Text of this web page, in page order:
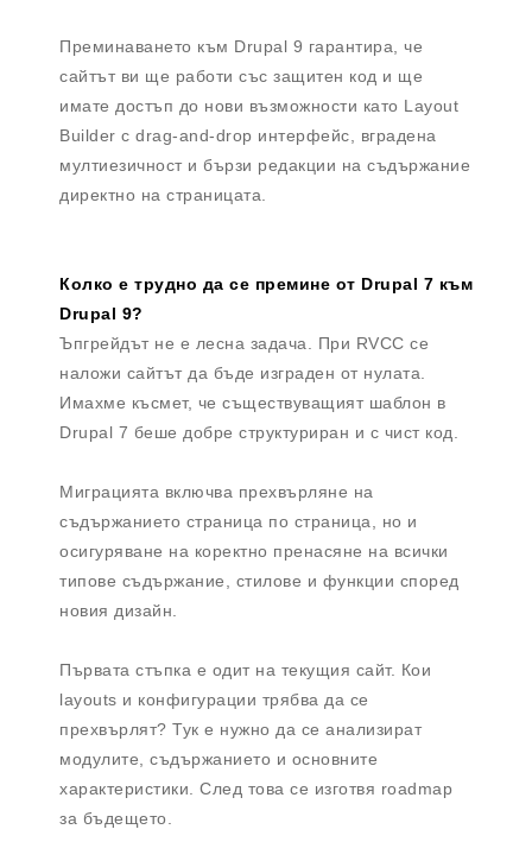
Преминаването към Drupal 9 гарантира, че
сайтът ви ще работи със защитен код и ще
имате достъп до нови възможности като Layout
Builder с drag-and-drop интерфейс, вградена
мултиезичност и бързи редакции на съдържание
директно на страницата.
Колко е трудно да се премине от Drupal 7 към
Drupal 9?
Ъпгрейдът не е лесна задача. При RVCC се
наложи сайтът да бъде изграден от нулата.
Имахме късмет, че съществуващият шаблон в
Drupal 7 беше добре структуриран и с чист код.
Миграцията включва прехвърляне на
съдържанието страница по страница, но и
осигуряване на коректно пренасяне на всички
типове съдържание, стилове и функции според
новия дизайн.
Първата стъпка е одит на текущия сайт. Кои
layouts и конфигурации трябва да се
прехвърлят? Тук е нужно да се анализират
модулите, съдържанието и основните
характеристики. След това се изготвя roadmap
за бъдещето.